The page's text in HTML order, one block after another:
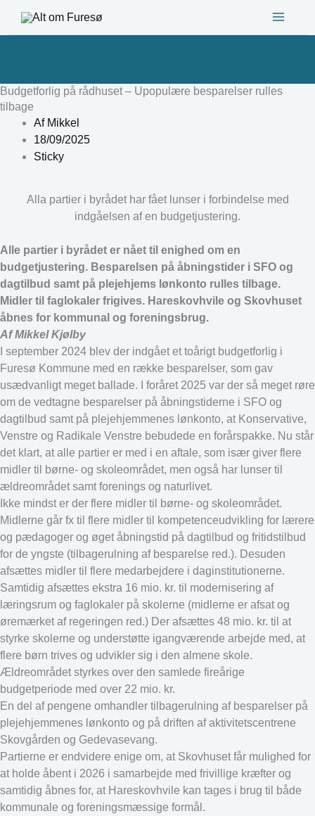
Budgetforlig på rådhuset – Upopulære besparelser rulles
tilbage
AfMikkel
18/09/2025
Sticky
Alla partier i byrådet har fået lunser i forbindelse med
indgåelsen af en budgetjustering.
Alle partier i byrådet er nået til enighed om en
budgetjustering. Besparelsen på åbningstider i SFO og
dagtilbud samt på plejehjems lønkonto rulles tilbage.
Midler til faglokaler frigives. Hareskovhvile og Skovhuset
åbnes for kommunal og foreningsbrug.
Af Mikkel Kjølby
I september 2024 blev der indgået et toårigt budgetforlig i
Furesø Kommune med en række besparelser, som gav
usædvanligt meget ballade. I foråret 2025 var der så meget røre
om de vedtagne besparelser på åbningstiderne i SFO og
dagtilbud samt på plejehjemmenes lønkonto, at Konservative,
Venstre og Radikale Venstre bebudede en forårspakke. Nu står
det klart, at alle partier er med i en aftale, som især giver flere
midler til børne- og skoleområdet, men også har lunser til
ældreområdet samt forenings og naturlivet.
Ikke mindst er der flere midler til børne- og skoleområdet.
Midlerne går fx til flere midler til kompetenceudvikling for lærere
og pædagoger og øget åbningstid på dagtilbud og fritidstilbud
for de yngste (tilbagerulning af besparelse red.). Desuden
afsættes midler til flere medarbejdere i daginstitutionerne.
Samtidig afsættes ekstra 16 mio. kr. til modernisering af
læringsrum og faglokaler på skolerne (midlerne er afsat og
øremærket af regeringen red.) Der afsættes 48 mio. kr. til at
styrke skolerne og understøtte igangværende arbejde med, at
flere børn trives og udvikler sig i den almene skole.
Ældreområdet styrkes over den samlede fireårige
budgetperiode med over 22 mio. kr.
En del af pengene omhandler tilbagerulning af besparelser på
plejehjemmenes lønkonto og på driften af aktivitetscentrene
Skovgården og Gedevasevang.
Partierne er endvidere enige om, at Skovhuset får mulighed for
at holde åbent i 2026 i samarbejde med frivillige kræfter og
samtidig åbnes for, at Hareskovhvile kan tages i brug til både
kommunale og foreningsmæssige formål.